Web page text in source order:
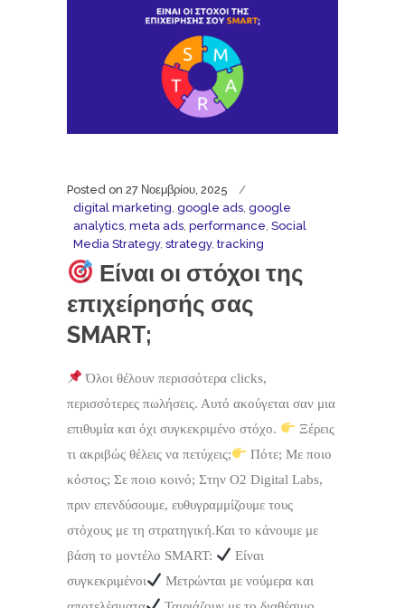
Posted on 27 Νοεμβρίου, 2025
digital marketing google ads google
analytics meta ads performance Social
Media Strategy, strategy, tracking
Είναι οι στόχοι της
επιχείρησής σας
SMART;
Όλοι θέλουν περισσότερα clicks,
περισσότερες πωλήσεις. Αυτό ακούγεται σαν μια
επιθυμία και όχι συγκεκριμένο στόχο.
Ξέρεις
τι ακριβώς θέλεις να πετύχεις;
Πότε; Με ποιο
κόστος; Σε ποιο κοινό; Στην O2 Digital Labs,
πριν επενδύσουμε, ευθυγραμμίζουμε τους
στόχους με τη στρατηγική.Και το κάνουμε με
βάση το μοντέλο SMART:
Είναι
συγκεκριμένοι
Μετρώνται με νούμερα και